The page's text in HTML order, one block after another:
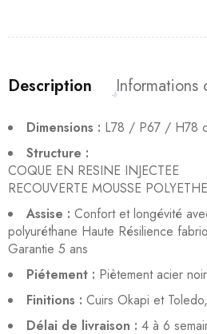
Description Informations
Dimensions : L78 / P67 / H78
Structure :
COQUE EN RESINE INJECTEE
RECOUVERTE MOUSSE
Assise : Confort et longévité
polyuréthane Haute Résilience
Garantie 5 ans
Piétement : Piètement acier noir
Finitions : Cuirs Okapi et
Délai de livraison : 4 à 6